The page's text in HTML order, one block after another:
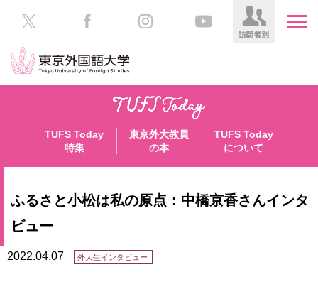
学
部・
大
方
在
生
方
TUFS Today
特集
東京外大教員
の本
TUFS Today
について
ふるさと小松は私の原点：中橋京香さんインタ
ビュー
2022.04.07 外大生インタビュー